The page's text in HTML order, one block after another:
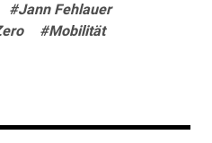
#Jann Fehlauer
#Mobilität